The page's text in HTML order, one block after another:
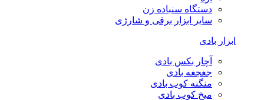
دستگاه سنباده زن
سایر ابزار برقی و شارژی
ابزار بادی
آچار بکس بادی
جغجغه بادی
منگنه کوب بادی
میخ کوب بادی